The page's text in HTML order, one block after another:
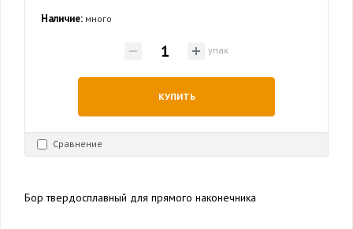
Наличие: много
упак
КУПИТЬ
Сравнение
Бор твердосплавный для прямого наконечника